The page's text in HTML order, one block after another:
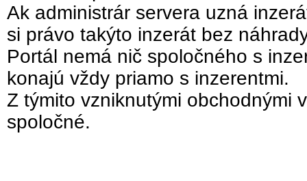
Ak administrár servera uzná
si právo takýto inzerát bez
Portál nemá nič spoločného s
konajú vždy priamo s inzerentmi.
Z týmito vzniknutými obchodnými
spoločné.